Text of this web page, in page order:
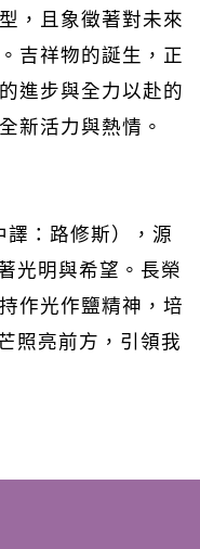
，且象徵著對未來
吉祥物的誕生，正
進步與全力以赴的
新活力與熱情。
譯：路修斯），源
光明與希望。長榮
作光作鹽精神，培
照亮前方，引領我